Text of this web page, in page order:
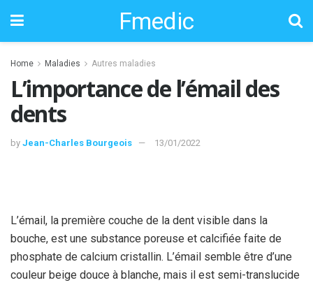
Fmedic
Home Maladies Autres maladies
L’importance de l’émail des
dents
by Jean-Charles Bourgeois 13/01/2022
L’émail, la première couche de la dent visible dans la
bouche, est une substance poreuse et calcifiée faite de
phosphate de calcium cristallin. L’émail semble être d’une
couleur beige douce à blanche, mais il est semi-translucide